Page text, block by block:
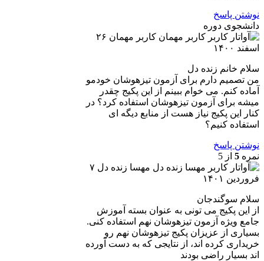
نوشتن پاسخ
دانشجوی دوره
کاربر مهمان ۲۶
اسفند ۱۴۰۰
سلام خانم زنده دل
من تصمیم دارم برای آزمون تیزهوشان خودمو
آماده کنم. می خوام ببینم از این پکیج چقدر
میشه برای آزمون تیزهوشان استفاده کرد؟ در
کنار این پکیج نیاز هست از منابع دیگه ای
استفاده کنیم؟
نوشتن پاسخ
نمره 5 از 5
مهسا زنده دل ۷
فروردین ۱۴۰۱
سلام سوگندجان
از این پکیج می تونی به عنوان بسته آموزش
جامع ویژه آزمون تیزهوشان نهم استفاده کنی.
بسیاری از عزیزان پکیج تیزهوشان نهم رو
خریداری کرده اند، از نتایجی که به دست آورده
اند بسیار راضی بودند